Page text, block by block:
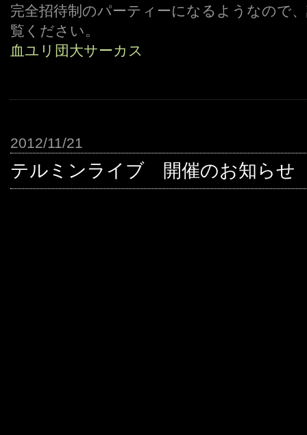
完全招待制のパーティーになるようなので
覧ください。
血ユリ団大サーカス
2012/11/21
テルミンライブ 開催のお知らせ